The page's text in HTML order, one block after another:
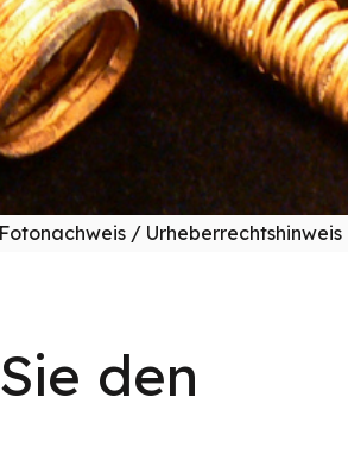
Fotonachweis / Urheberrechtshinweis
den